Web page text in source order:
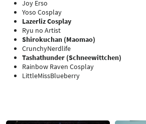
Joy Erso
Yoso Cosplay
Lazerliz Cosplay
Ryu no Artist
Shirokuchan (Maomao)
CrunchyNerdlife
Tashathunder (Schneewittchen)
Rainbow Raven Cosplay
LittleMissBlueberry